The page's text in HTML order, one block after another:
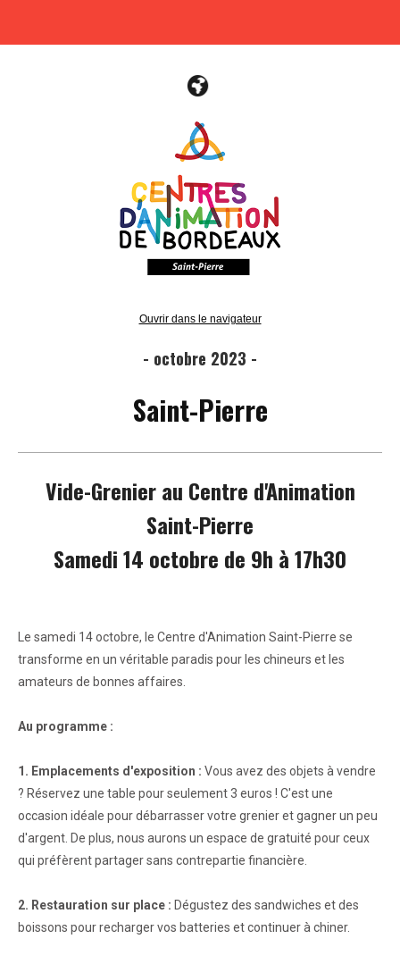
Ouvrir dans le navigateur
- octobre 2023 -
Saint-Pierre
Vide-Grenier au Centre d'Animation
Saint-Pierre
Samedi 14 octobre de 9h à 17h30
Le samedi 14 octobre, le Centre d'Animation Saint-Pierre se
transforme en un véritable paradis pour les chineurs et les
amateurs de bonnes affaires.
Au programme :
1. Emplacements d'exposition : Vous avez des objets à vendre
? Réservez une table pour seulement 3 euros ! C'est une
occasion idéale pour débarrasser votre grenier et gagner un peu
d'argent. De plus, nous aurons un espace de gratuité pour ceux
qui préfèrent partager sans contrepartie financière.
2. Restauration sur place : Dégustez des sandwiches et des
boissons pour recharger vos batteries et continuer à chiner.